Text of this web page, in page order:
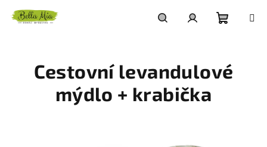
košík
Cestovní levandulové
mýdlo + krabička